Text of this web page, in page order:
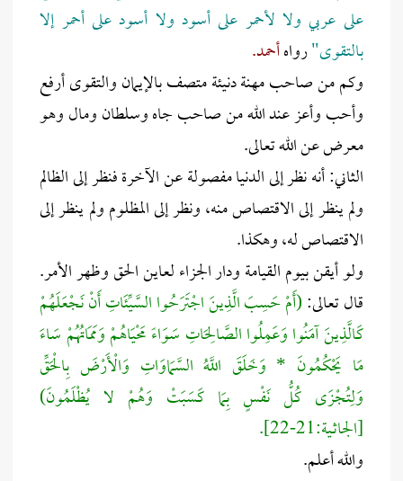
على عربي ولا لأحمر على أسود ولا أسود على أحمر إلا
بالتقوى"رواهأحمد.
وكم من صاحب مهنة دنيئة متصف بالإيمان والتقوى أرفع
وأحب وأعز عند الله من صاحب جاه وسلطان ومال وهو
معرض عن الله تعالى.
الثاني: أنه نظر إلى الدنيا مفصولة عن الآخرة فنظر إلى الظالم
ولم ينظر إلى الاقتصاص منه، ونظر إلى المظلوم ولم ينظر إلى
الاقتصاص له، وهكذا.
ولو أيقن بيوم القيامة ودار الجزاء لعاين الحق وظهر الأمر.
قال تعالى:(أَمْ حَسِبَ الَّذِينَ اجْتَرَحُوا السَّيِّئَاتِ أَنْ نَجْعَلَهُمْ
كَالَّذِينَ آمَنُوا وَعَمِلُوا الصَّالِحَاتِ سَوَاءً مَحْيَاهُمْ وَمَمَاتُهُمْ سَاءَ
مَا يَحْكُمُونَ * وَخَلَقَ اللَّهُ السَّمَاوَاتِ وَالْأَرْضَ بِالْحَقِّ
وَلِتُجْزَى كُلُّ نَفْسٍ بِمَا كَسَبَتْ وَهُمْ لا يُظْلَمُونَ)
[الجاثـية:21-22].
والله أعلم.